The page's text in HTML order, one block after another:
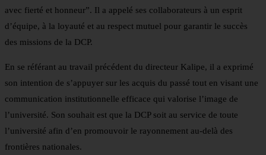
avec fierté et honneur”. Il a appelé ses collaborateurs à un esprit
d’équipe, à la loyauté et au respect mutuel pour garantir le succès
des missions de la DCP.
En se référant au travail précédent du directeur Kalipe, il a exprimé
son intention de s’appuyer sur les acquis du passé tout en visant une
communication institutionnelle efficace qui valorise l’image de
l’université. Son souhait est que la DCP soit au service de toute
l’université afin d’en promouvoir le rayonnement au-delà des
frontières nationales.